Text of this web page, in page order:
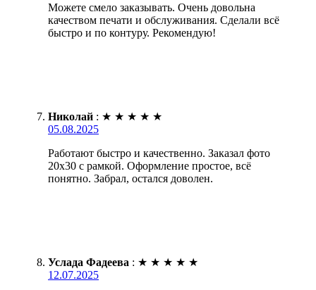
Можете смело заказывать. Очень довольна
качеством печати и обслуживания. Сделали всё
быстро и по контуру. Рекомендую!
Николай : ★ ★ ★ ★ ★
05.08.2025
Работают быстро и качественно. Заказал фото
20х30 с рамкой. Оформление простое, всё
понятно. Забрал, остался доволен.
Услада Фадеева : ★ ★ ★ ★ ★
12.07.2025